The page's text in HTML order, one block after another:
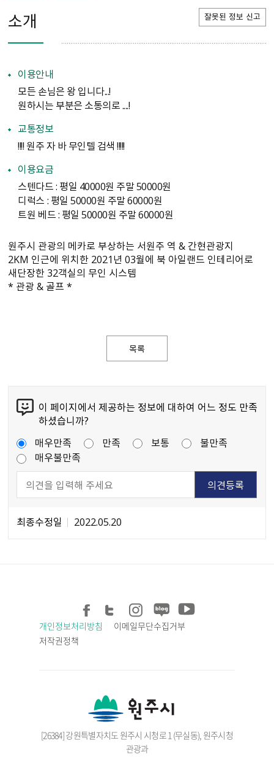
소개 잘못된 정보 신고
이용안내
모든 손님은 왕 입니다...!
원하시는 부분은 소통의로 ....!
교통정보
!!!! 원주 자 바 무인텔 검색 !!!!!
이용요금
스텐다드 : 평일 40000원 주말 50000원
디럭스 : 평일 50000원 주말 60000원
트원 베드 : 평일 50000원 주말 60000원
원주시 관광의 메카로 부상하는 서원주 역 & 간현관광지
2KM 인근에 위치한 2021년 03월에 북 아일랜드 인테리어로
새단장한 32객실의 무인 시스템
* 관광 & 골프 *
목록
이 페이지에서 제공하는 정보에 대하여 어느 정도 만족
하셨습니까?
매우만족
만족 보통
불만족
매우불만족
최종수정일 2022.05.20
개인정보처리방침
이메일무단수집거부
저작권정책
[26384] 강원특별자치도 원주시 시청로 1 (무실동), 원주시청
관광과